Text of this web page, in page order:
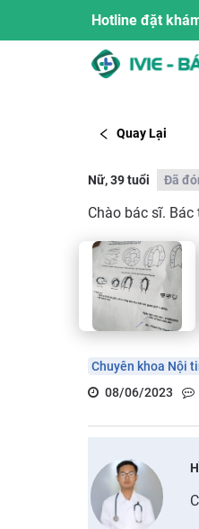
Hotline đặt
Quay Lại
Nữ, 39 tuổi Đã
Chào bác sĩ.
Chuyên khoa Nội
08/06/2023